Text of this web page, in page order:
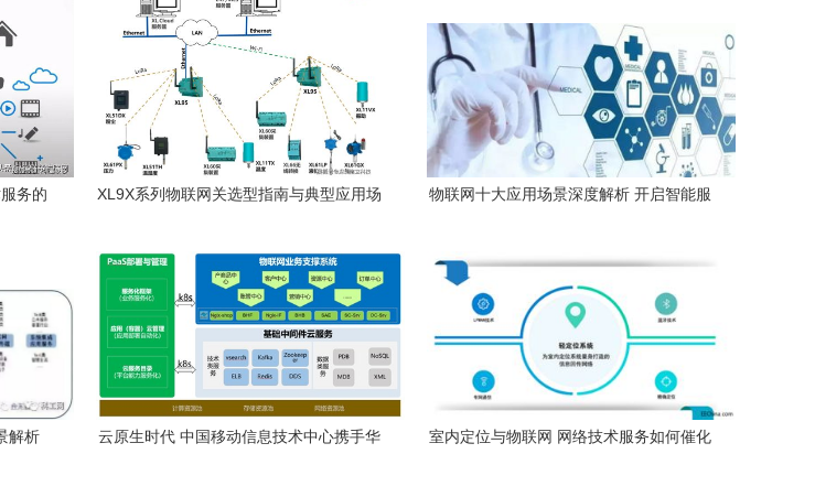
务的
XL9X系列物联网关选型指南与典型应用场
物联网十大应用场景深度解析 开启智能服
解析
云原生时代 中国移动信息技术中心携手华
室内定位与物联网 网络技术服务如何催化